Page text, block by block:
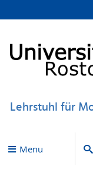
Lehrstuhl für
Menu